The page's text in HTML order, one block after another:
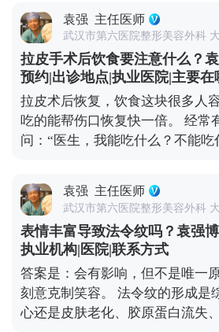
又怕留痕的朋友。不管选哪种方
多问两句，看看和自己情况相似
复周期问清楚，再做决定。 想知
合提升术的问题，可以去官方媒
家号、小红薯）预约面诊，详细了
便宜，但效果维持时间短，大概
还容易出现皮肉分离、疤痕明显
题，后期修复反而要花更多钱。
术，是个精细活。需要医生对皮
同层次做精准剥离、复位、提升
对医生的技术和经验要求极高，
但这种手术的效果更自然，维持
8-10年，从长期来看反而更划算
美需求设计方案，而不是流水线
了图便宜，而是为了让自己变得
医生，做一个适合自己的方案，
的投资。 想知道更多关于MCR复
可以去官方媒体平台（公众号、
约面诊，详细了解。
袁强 主任医师
武汉市第六医院整形美容外科
拉皮手术后饮食要注意什么？
预约|出诊地点|执业医院|主要在
拉皮术后恢复，饮食这块很多人
吃的能帮伤口恢复快一倍。 经常
问：“医生，我能吃什么？不能吃
食物为主，比如小米粥、蒸鸡蛋
些食物不会给肠胃添负担，也能
要避开辛辣、刺激、油腻的食物
辣椒这些，容易刺激血管扩张，
引发炎症。 另外要重点补充两类
维生素C。蛋白质是组织修复的
鸡肉、豆制品、牛奶都可以多吃
胶原蛋白合成，帮助皮肤恢复弹
袁强 主任医师
武汉市第六医院整形美容外科
表情丰富导致法令纹吗？袁强
执业机构|医院|联系方式
答案是：会有影响，但不是唯一
刻意克制笑容。 法令纹的形成是
心还是皮肤老化、胶原蛋白流失